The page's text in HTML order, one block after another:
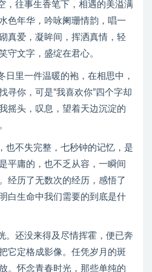
，往事生香笔下，相遇的美溢满
色年华，吟咏阑珊情韵，唱一
真爱，凝眸间，挥洒真情，轻
守文字，盛绽在君心。
日里一件温暖的袍，在相思中，
寻你，可是“我喜欢你”四个字却
摇头，叹息，望着天边沉淀的
也不失完整，七秒钟的记忆，是
平庸的，也不乏从容，一瞬间
经历了无数次的经历，感悟了
白生命中我们需要的到底是什
。还没来得及尽情挥霍，便已奔
它定格成影像。任凭岁月的斑
。怀念青春时光，那些单纯的